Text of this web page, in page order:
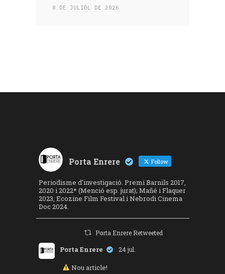
8 DE JULIOL DE 2026
Porta Enrere Follow
Periodisme d'investigació. Premi Barnils 2017,
2020 i 2022* (Menció esp. jurat); Mañé i Flaquer
2023, Ecozine Film Festival i Nebrodi Cinema
Doc 2024.
Porta Enrere Retweeted
Porta Enrere 24 jul.
Nou article!